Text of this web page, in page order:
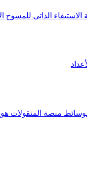
الذاتي للمسوح
منصة المنقولات